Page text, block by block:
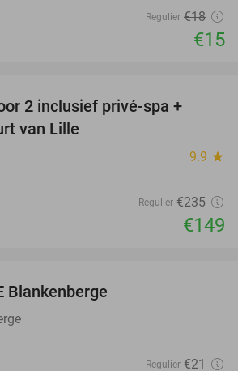
Regulier €18
€15
2 inclusief privé-spa +
van Lille
9.9 star
Regulier €235
€149
Blankenberge
Regulier €21